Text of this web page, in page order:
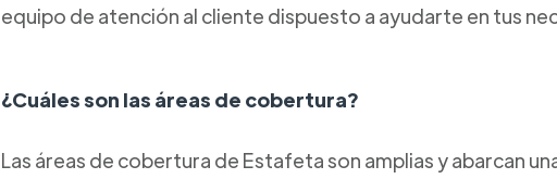
equipo de atención al cliente dispuesto a ayudarte en tus
¿Cuáles son las áreas de cobertura?
Las áreas de cobertura de Estafeta son amplias y abarcan